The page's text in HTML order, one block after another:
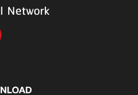
Network